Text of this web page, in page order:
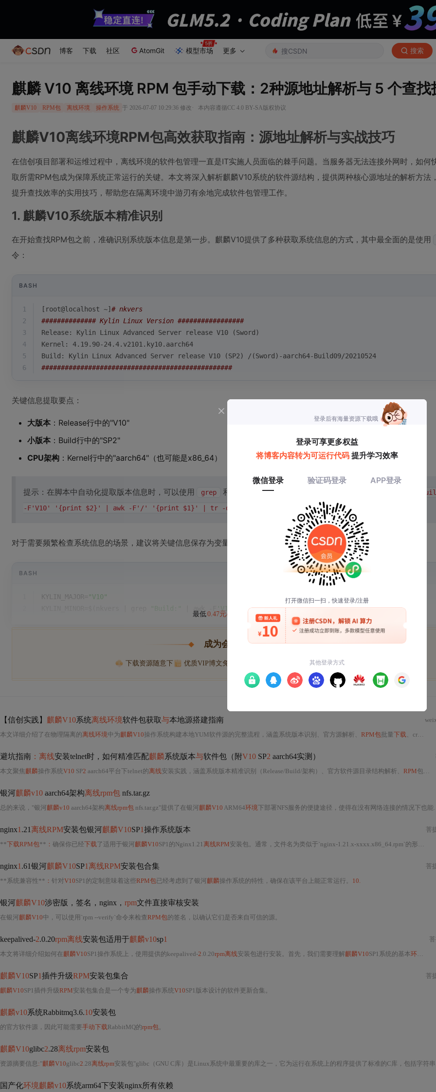
博客 下载 社区 AtomGit 模型市场 更多 搜索
麒麟 V10 离线环境 RPM 包手动下载：2种源地址解析与 5 个查找
麒麟V10 RPM包 离线环境 操作系统 于 2026-07-07 10:29:36 修改 · 本内容遵循CC 4.0 BY-SA版权协议
麒麟V10离线环境RPM包高效获取指南：源地址解析与实战技巧
在信创项目部署和运维过程中，离线环境的软件包管理一直是IT实施人员面临的棘手问题。当服务器无法连接外网时，如何
取所需RPM包成为保障系统正常运行的关键。本文将深入解析麒麟V10系统的软件源结构，提供两种核心源地址的解析方法
提升查找效率的实用技巧，帮助您在隔离环境中游刃有余地完成软件包管理工作。
1. 麒麟V10系统版本精准识别
在开始查找RPM包之前，准确识别系统版本信息是第一步。麒麟V10提供了多种获取系统信息的方式，其中最全面的是使用
令：
BASH
1 [root@localhost ~] # nkvers
2
############## Kylin Linux Version #################
3
Release: Kylin Linux Advanced Server release V10 (Sword)
4
Kernel: 4.19.90-24.4.v2101.ky10.aarch64
5
Build: Kylin Linux Advanced Server release V10 (SP2) /(Sword)-aarch64-Build09/20210524
6
#################################################
关键信息提取要点：
大版本 ：Release行中的"V10"
小版本 ：Build行中的"SP2"
CPU架构 ：Kernel行中的"aarch64"（也可能是x86_64）
提示：在脚本中自动化提取版本信息时，可以使用 grep 和 组合命令。例如获取小版本：
nkvers | grep
-F'V10' '{print $2}' | awk -F'/' '{print $1}' | tr -d ' '
对于需要频繁检查系统信息的场景，建议将关键信息保存为变量：
BASH
KYLIN_MAJOR="V10"
'{print $2}' | awk -F'/' '{print $1}'
最低0.47元/天 开通会员,解锁全文
成为会员后, 你将解锁
下载资源随意下 优质VIP博文免费学 优质文库回答免费看 付费资源9折优惠
【信创实践】 麒麟V10系统离线环境软件包获取与本地源搭建指南
本文详细介绍了在物理隔离的离线环境中为麒麟V10操作系统构建本地YUM软件源的完整流程，涵盖系统版本识别、官方源解析、 RPM包批量下载、createrepo元数据生成、HTTP服务配置、客户端repo配置及验证，并包含仓库同步、空间优化、增量更新
避坑指南 ：离线安装telnet时，如何精准匹配麒麟系统版本与软件包（附V10 SP2 aarch64实测）
本文聚焦 麒麟操作系统V10 SP2 aarch64平台下telnet的离线安装实践，涵盖系统版本精准识别（Release/Build/架构）、官方软件源目录结构解析、 RPM包下载
银河麒麟v10 aarch64架构离线rpm包 nfs.tar.gz
总的来说，"银河麒麟v10 aarch64架构离线rpm包 nfs.tar.gz"提供了在银河麒麟V10 ARM64环境下部署NFS服务的便捷途径，使得在没有网络连接的情况下也能实现文件系统的网络共享。
nginx1 .21离线RPM安装包银河麒麟V10SP1操作系统版本
**下载RPM包** ： 确保你已经下载了适用于银河麒麟V10SP1的Nginx1.21离线RPM安装包。通常，文件名为类似于`nginx-1.21.x-xxxx.x86_64.rpm`的形式。
菩
nginx1 .61银河麒麟V10SP1离线RPM安装包合集
**系统兼容性** ： 针对V10SP1的定制意味着这些RPM包已经考虑到了银河麒麟操作系统的特性，确保在该平台上能正常运行。 10.
菩
银河麒麟V10涉密版，签名，nginx， rpm文件直接审核安装
在银河麒麟V10中，可以使用`rpm --verify`命令来检查RPM包的签名，以确认它们是否来自可信的源。
keepalived-2.0.20rpm离线安装包适用于麒麟v10sp1
本文将详细介绍如何在麒麟V10SP1操作系统上，使用提供的keepalived-2.0.20rpm离线安装包进行安装。首先，我们需要理解麒麟V10SP1系统的基本环境
麒麟V10SP1插件升级RPM安装包集合
麒麟V10SP1插件升级RPM安装包集合是一个专为麒麟操作系统V10SP1版本设计的软件更新合集。
菩
麒麟v10系统Rabbitmq3.6.10安装包
的官方软件源，因此可能需要手动下载RabbitMQ的rpm包。
麒麟V10glibc2.28离线rpm安装包
资源摘要信息:"麒麟V10glibc2.28离线rpm安装包"glibc（GNU C库）是Linux系统中最重要的库之一，它为运行在系统上的程序提供了标准的C库，包括字符串处理、文件操作、网络通信、数学运算等基本功能。在Linux系统中，glibc的作用类似于Windows系统中的Windows API，是进行系统级编程不可或缺的组件。随着Linux版本的迭代更新，glibc也在不断地进行功能增强和性能改进。本次提供的资源是针对
国产化环境麒麟v10系统arm64下安装nginx所有依赖